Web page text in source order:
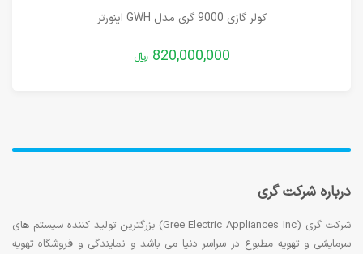
کولر گازی 9000 گری مدل GWH اینورتر
820,000,000 ﷼
درباره شرکت گری
شرکت گری (Gree Electric Appliances Inc) بزرگترین تولید کننده سیستم های
سرمایشی و تهویه مطبوع در سراسر دنیا می باشد و نمایندگی و فروشگاه تهویه